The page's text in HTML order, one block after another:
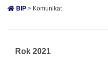
BIP > Komunikat
Rok 2021